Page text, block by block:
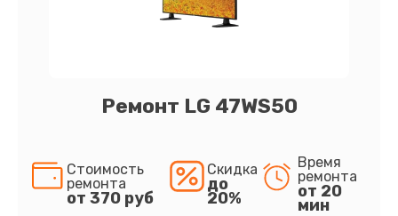
Ремонт LG 47WS50
Стоимость
ремонта
от 370 руб
Скидка
до
20%
Время
ремонта
от 20
мин